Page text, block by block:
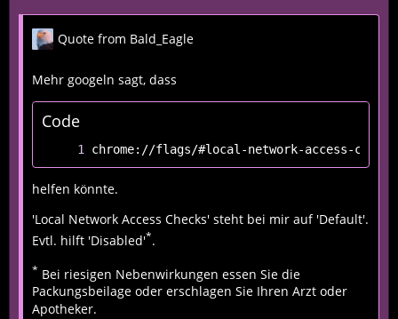
Quote from Bald_Eagle
Mehr googeln sagt, dass
Code
chrome://flags/#local-network-access-check
helfen könnte.
'Local Network Access Checks' steht bei mir auf 'Default'.
Evtl. hilft 'Disabled'*.
* Bei riesigen Nebenwirkungen essen Sie die
Packungsbeilage oder erschlagen Sie Ihren Arzt oder
Apotheker.